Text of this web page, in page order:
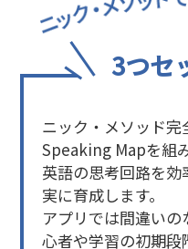
3つセ
ニック・メソッド
Speaking Mapを組
英語の思考回路を
実に育成します。
アプリでは間違い
心者や学習の初期段